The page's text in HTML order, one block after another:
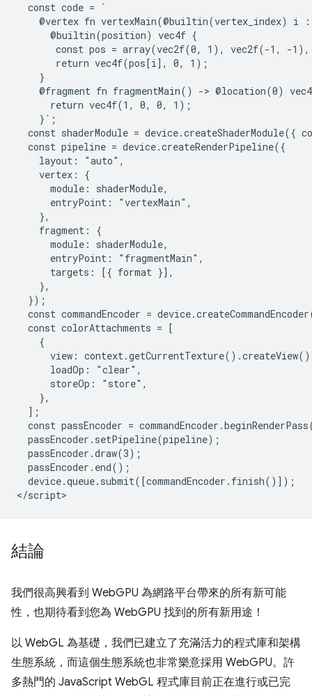
  const code = `
@vertex fn vertexMain(@builtin(vertex_index) i
      @builtin(position) vec4f {
const pos = array(vec2f(0, 1), vec2f(-1, -
       return vec4f(pos[i], 0, 1);
    }
@fragment fn fragmentMain() -> @location(0)
      return vec4f(1, 0, 0, 1);
    }`;
const shaderModule = device.createShaderModule({
  const pipeline = device.createRenderPipeline({
    layout: "auto",
    vertex: {
      module: shaderModule,
      entryPoint: "vertexMain",
    },
    fragment: {
      module: shaderModule,
      entryPoint: "fragmentMain",
      targets: [{ format }],
    },
  });
const commandEncoder =
  const colorAttachments = [
    {
view:
      loadOp: "clear",
      storeOp: "store",
    },
  ];
const passEncoder =
  passEncoder.setPipeline(pipeline);
  passEncoder.draw(3);
  passEncoder.end();
  device.queue.submit([commandEncoder.finish()]);
結論
我們很高興看到 WebGPU 為網路平台帶來的所有新可能
性，也期待看到您為 WebGPU 找到的所有新用途！
以 WebGL 為基礎，我們已建立了充滿活力的程式庫和架構
生態系統，而這個生態系統也非常樂意採用 WebGPU。許
多熱門的 JavaScript WebGL 程式庫目前正在進行或已完